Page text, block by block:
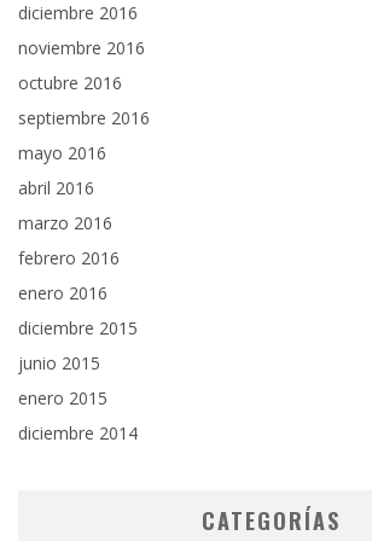
diciembre 2016
noviembre 2016
octubre 2016
septiembre 2016
mayo 2016
abril 2016
marzo 2016
febrero 2016
enero 2016
diciembre 2015
junio 2015
enero 2015
diciembre 2014
CATEGORÍAS